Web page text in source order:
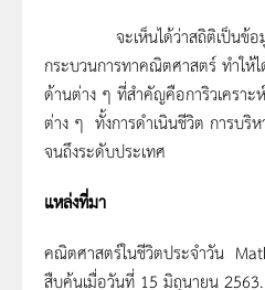
จะเห็นได้ว่าสถิติเป็นข้อมู
กระบวนการทาคณิตศาสตร์ ทำให้
ด้านต่าง ๆ ที่สำคัญคือการิวเคราะ
ต่าง ๆ ทั้งการดำเนินชีวิต การบริห
จนถึงระดับประเทศ
แหล่งที่มา
คณิตศาสตร์ในชีวิตประจําวัน
สืบค้นเมื่อวันที่ 15 มิถุนายน